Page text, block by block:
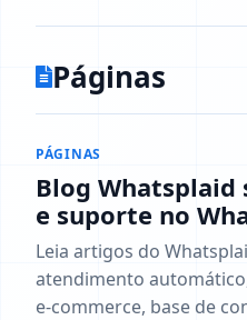
Páginas
PÁGINAS
Blog Whatsplaid
e suporte no
Leia artigos do
atendimento
e-commerce, base de